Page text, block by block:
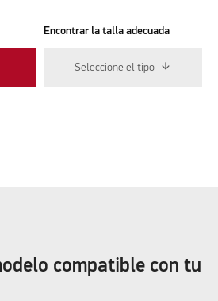
Encontrar la talla adecuada
Seleccione el tipo
compatible con tu